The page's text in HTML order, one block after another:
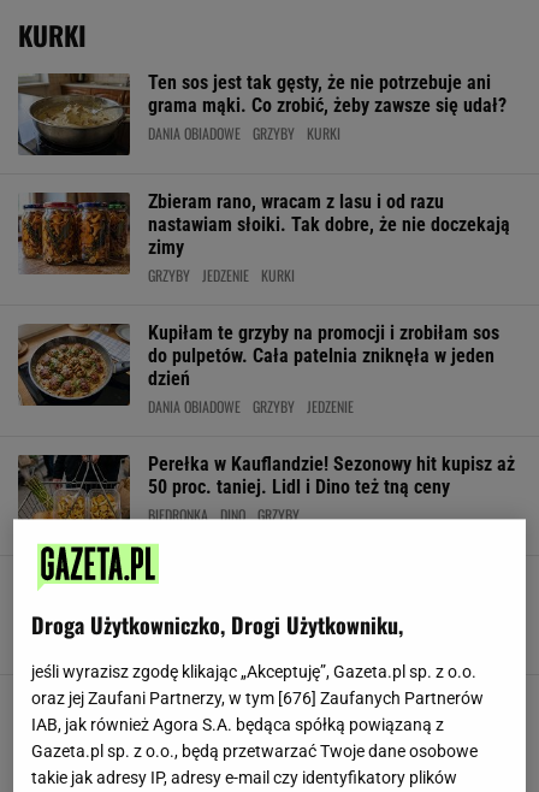
KURKI
Ten sos jest tak gęsty, że nie potrzebuje ani
grama mąki. Co zrobić, żeby zawsze się udał?
DANIA OBIADOWE GRZYBY KURKI
Zbieram rano, wracam z lasu i od razu
nastawiam słoiki. Tak dobre, że nie doczekają
zimy
GRZYBY JEDZENIE KURKI
Kupiłam te grzyby na promocji i zrobiłam sos
do pulpetów. Cała patelnia zniknęła w jeden
dzień
DANIA OBIADOWE GRZYBY JEDZENIE
Perełka w Kauflandzie! Sezonowy hit kupisz aż
50 proc. taniej. Lidl i Dino też tną ceny
BIEDRONKA DINO GRZYBY
Składnik tygodnia. Zbieram cały koszyk i łączę
GALARETA GRZYBY KURKI
Grzybowy farsz, czerwony sos i serowa kołdra.
Ten obiad trudno zepsuć, robię go co tydzień
DANIA OBIADOWE GRZYBY KURKI
Droga Użytkowniczko, Drogi Użytkowniku,
jeśli wyrazisz zgodę klikając „Akceptuję”, Gazeta.pl sp. z o.o.
oraz jej Zaufani Partnerzy, w tym [676] Zaufanych Partnerów
IAB, jak również Agora S.A. będąca spółką powiązaną z
Gazeta.pl sp. z o.o., będą przetwarzać Twoje dane osobowe
takie jak adresy IP, adresy e-mail czy identyfikatory plików